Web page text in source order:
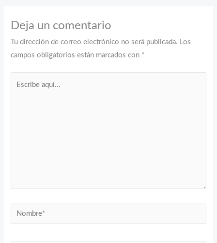
Deja un comentario
Tu dirección de correo electrónico no será publicada. Los
campos obligatorios están marcados con *
Nombre*